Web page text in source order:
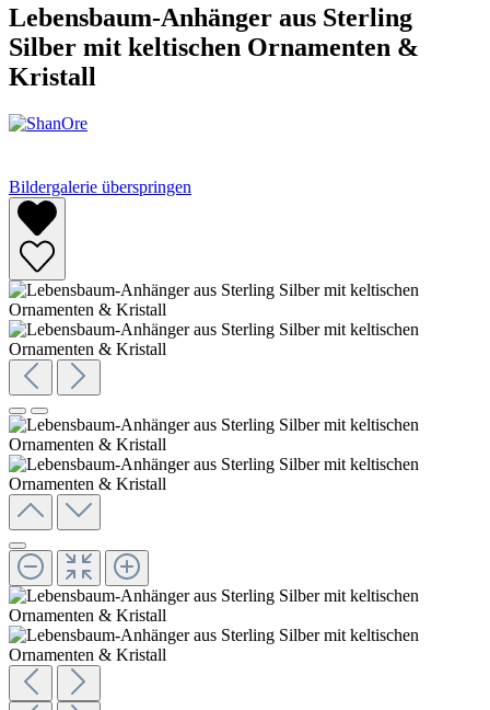
Lebensbaum-Anhänger aus Sterling
Silber mit keltischen Ornamenten &
Kristall
Bildergalerie überspringen